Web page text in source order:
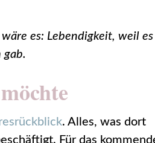
es: Lebendigkeit, weil es
. Alles, was dort
Für das